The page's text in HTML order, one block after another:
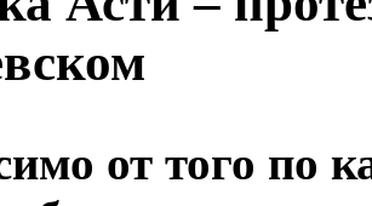
от того по